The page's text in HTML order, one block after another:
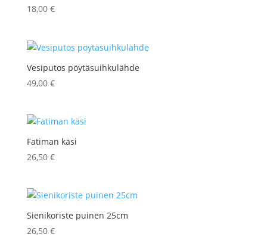
18,00 €
Vesiputos pöytäsuihkulähde
49,00 €
Fatiman käsi
26,50 €
Sienikoriste puinen 25cm
26,50 €